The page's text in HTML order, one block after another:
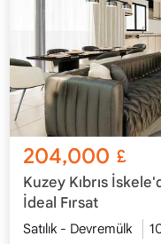
204,000 £
Kuzey Kıbrıs
İdeal Fırsat
Satılık - Devremülk